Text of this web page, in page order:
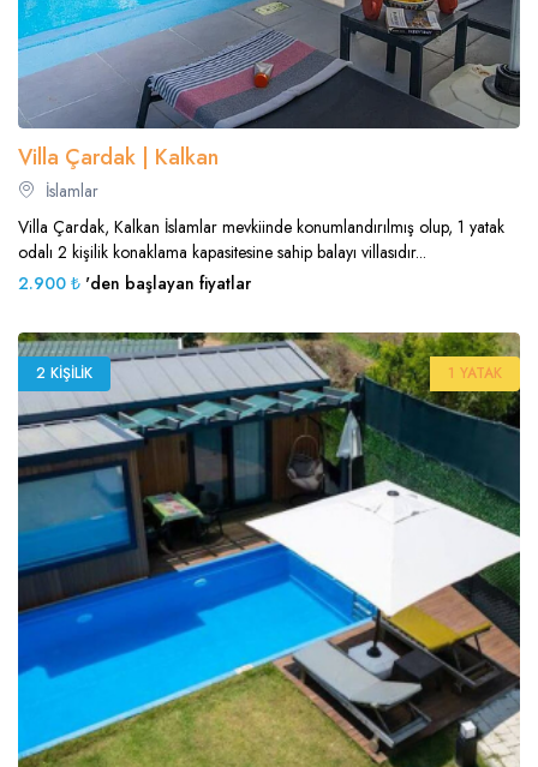
Villa Çardak | Kalkan
İslamlar
Villa Çardak, Kalkan İslamlar mevkiinde konumlandırılmış olup, 1 yatak
odalı 2 kişilik konaklama kapasitesine sahip balayı villasıdır...
2.900 ₺ 'den başlayan fiyatlar
2 KIŞILIK 1 YATAK